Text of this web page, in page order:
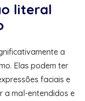
literal
a
Elas podem ter
faciais e
a mal-entendidos e